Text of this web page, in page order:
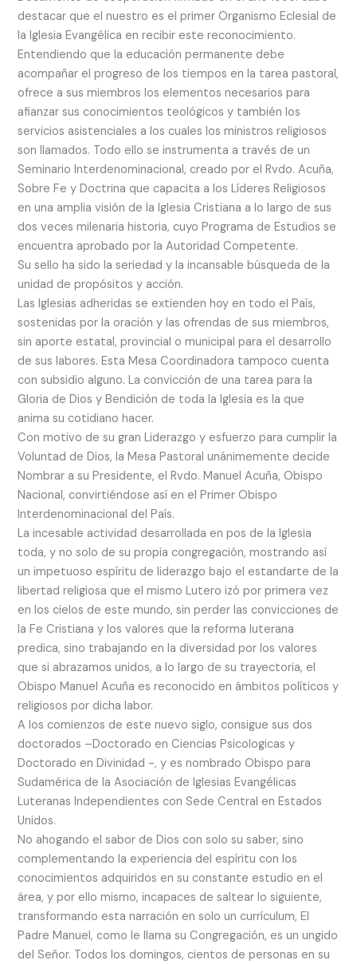
destacar que el nuestro es el primer Organismo Eclesial de
la Iglesia Evangélica en recibir este reconocimiento.
Entendiendo que la educación permanente debe
acompañar el progreso de los tiempos en la tarea pastoral,
ofrece a sus miembros los elementos necesarios para
afianzar sus conocimientos teológicos y también los
servicios asistenciales a los cuales los ministros religiosos
son llamados. Todo ello se instrumenta a través de un
Seminario Interdenominacional, creado por el Rvdo. Acuña,
Sobre Fe y Doctrina que capacita a los Líderes Religiosos
en una amplia visión de la Iglesia Cristiana a lo largo de sus
dos veces milenaria historia, cuyo Programa de Estudios se
encuentra aprobado por la Autoridad Competente.
Su sello ha sido la seriedad y la incansable búsqueda de la
unidad de propósitos y acción.
Las Iglesias adheridas se extienden hoy en todo el País,
sostenidas por la oración y las ofrendas de sus miembros,
sin aporte estatal, provincial o municipal para el desarrollo
de sus labores. Esta Mesa Coordinadora tampoco cuenta
con subsidio alguno. La convicción de una tarea para la
Gloria de Dios y Bendición de toda la Iglesia es la que
anima su cotidiano hacer.
Con motivo de su gran Liderazgo y esfuerzo para cumplir la
Voluntad de Dios, la Mesa Pastoral unánimemente decide
Nombrar a su Presidente, el Rvdo. Manuel Acuña, Obispo
Nacional, convirtiéndose así en el Primer Obispo
Interdenominacional del País.
La incesable actividad desarrollada en pos de la Iglesia
toda, y no solo de su propia congregación, mostrando así
un impetuoso espíritu de liderazgo bajo el estandarte de la
libertad religiosa que el mismo Lutero izó por primera vez
en los cielos de este mundo, sin perder las convicciones de
la Fe Cristiana y los valores que la reforma luterana
predica, sino trabajando en la diversidad por los valores
que si abrazamos unidos, a lo largo de su trayectoria, el
Obispo Manuel Acuña es reconocido en ámbitos políticos y
religiosos por dicha labor.
A los comienzos de este nuevo siglo, consigue sus dos
doctorados –Doctorado en Ciencias Psicologicas y
Doctorado en Divinidad -, y es nombrado Obispo para
Sudamérica de la Asociación de Iglesias Evangélicas
Luteranas Independientes con Sede Central en Estados
Unidos.
No ahogando el sabor de Dios con solo su saber, sino
complementando la experiencia del espíritu con los
conocimientos adquiridos en su constante estudio en el
área, y por ello mismo, incapaces de saltear lo siguiente,
transformando esta narración en solo un currículum, El
Padre Manuel, como le llama su Congregación, es un ungido
del Señor. Todos los domingos, cientos de personas en su